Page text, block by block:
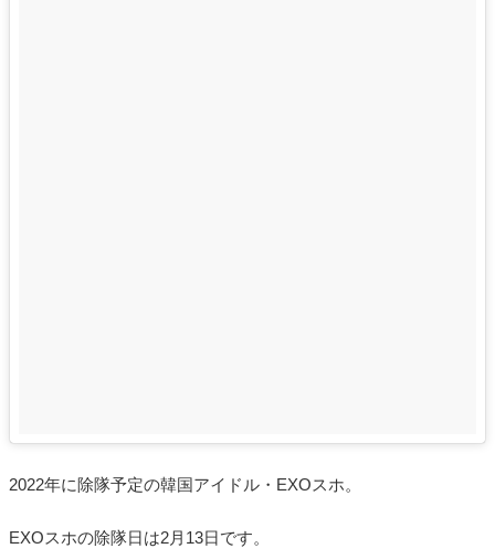
2022年に除隊予定の韓国アイドル・EXOスホ。
EXOスホの除隊日は2月13日です。